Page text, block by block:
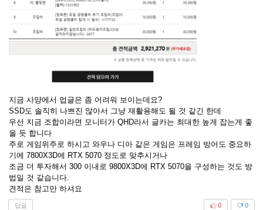
지금 사양에서 업글은 좀 어려워 보이는데요?
SSD도 솔직히 나쁘진 않아서 그냥 재활용해도 될 것 같긴 한데
우선 지금 조합이라면 모니터가 QHD라서 글카는 최대한 높게 잡는게 좋
을 듯 합니다
주로 게임위주로 하시고 와우나 디아 같은 게임은 프레임 방어도 중요하
기에 7800X3D에 RTX 5070 정도로 맞추시거나
조금 더 투자해서 300 이내로 9800X3D에 RTX 5070을 구성하는 것도 방
법일 것 같습니다.
견적은 참고만 하셔요
답글 0
0